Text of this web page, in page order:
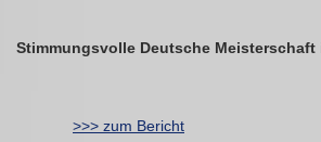
Stimmungsvolle Deutsche Meisterschaft
>>> zum Bericht